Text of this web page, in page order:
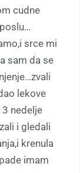
cudne
srce mi
sam da se
lekove
nedelje
i gledali
krenula
imam